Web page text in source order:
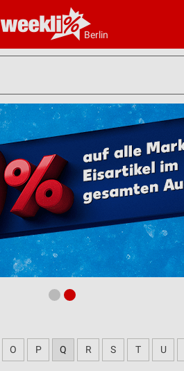
Berlin
O P Q R S T U